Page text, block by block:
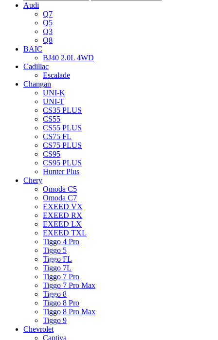
Audi
Q7
Q5
Q3
Q8
BAIC
BJ40 2.0L 4WD
Cadillac
Escalade
Changan
UNI-K
UNI-T
CS35 PLUS
CS55
CS55 PLUS
CS75 FL
CS75 PLUS
CS95
CS95 PLUS
Hunter Plus
Chery
Omoda C5
Omoda C7
EXEED VX
EXEED RX
EXEED LX
EXEED TXL
Tiggo 4 Pro
Tiggo 5
Tiggo FL
Tiggo 7L
Tiggo 7 Pro
Tiggo 7 Pro Max
Tiggo 8
Tiggo 8 Pro
Tiggo 8 Pro Max
Tiggo 9
Chevrolet
Captiva